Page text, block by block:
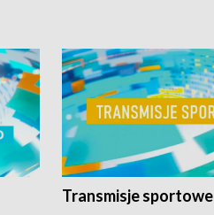
Transmisje sportowe